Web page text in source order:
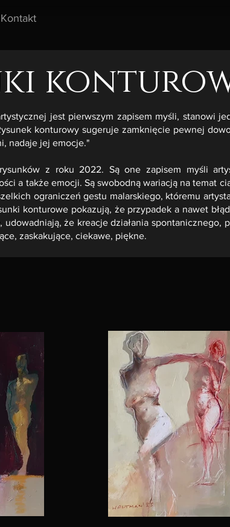
Kontakt
jest pierwszym zapisem myśli, stanowi
konturowy sugeruje zamknięcie pewnej
nadaje jej emocje."
z roku 2022. Są one zapisem myśli
a także emocji. Są swobodną wariacją na temat
ograniczeń gestu malarskiego, któremu
konturowe pokazują, że przypadek a nawet
udowadniają, że kreacje działania spontanicznego,
zaskakujące, ciekawe, piękne.